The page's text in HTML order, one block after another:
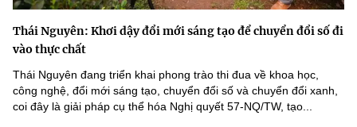
Thái Nguyên: Khơi dậy đổi mới sáng tạo để chuyển đổi số đi
vào thực chất
Thái Nguyên đang triển khai phong trào thi đua về khoa học,
công nghệ, đổi mới sáng tạo, chuyển đổi số và chuyển đổi xanh,
coi đây là giải pháp cụ thể hóa Nghị quyết 57-NQ/TW, tạo...